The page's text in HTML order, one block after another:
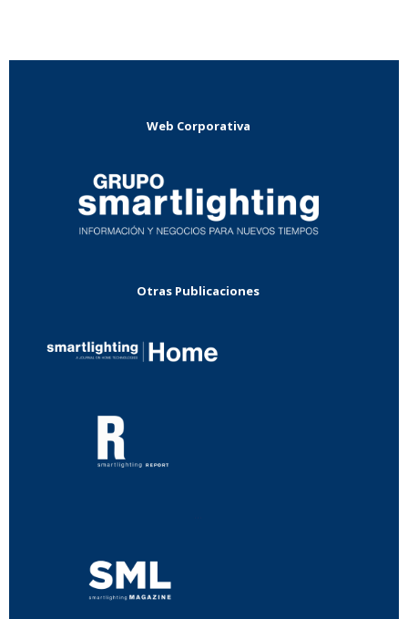
Web Corporativa
Otras Publicaciones